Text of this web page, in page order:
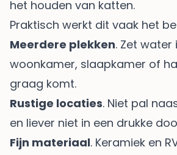
het houden van katten.
Praktisch werkt dit vaak het
Meerdere plekken. Zet water
woonkamer, slaapkamer of
graag komt.
Rustige locaties. Niet pal
en liever niet in een drukke
Fijn materiaal. Keramiek en